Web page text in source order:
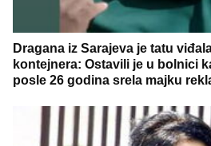
Dragana iz Sarajeva je tatu
kontejnera: Ostavili je u bolnici
posle 26 godina srela majku